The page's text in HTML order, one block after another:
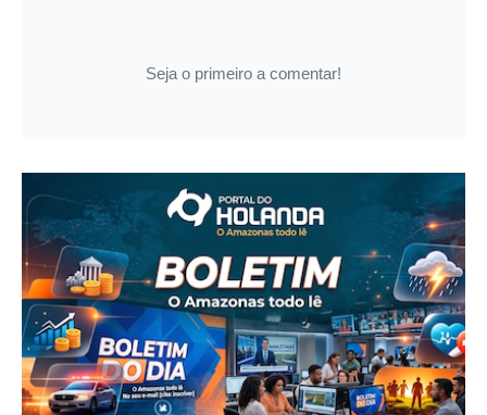
Seja o primeiro a comentar!